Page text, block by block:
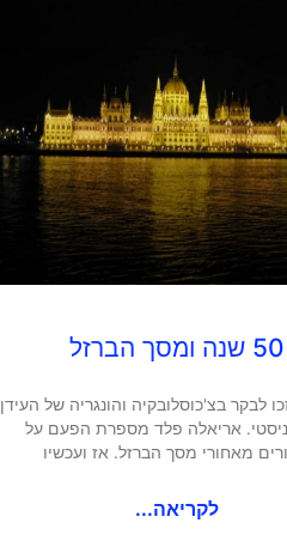
50 שנה ומסך הברזל
לבקר בצ'כוסלובקיה והונגריה של העידן
אריאלה פלד מספרת הפעם על
מאחורי מסך הברזל. אז ועכשיו
לקריאה...